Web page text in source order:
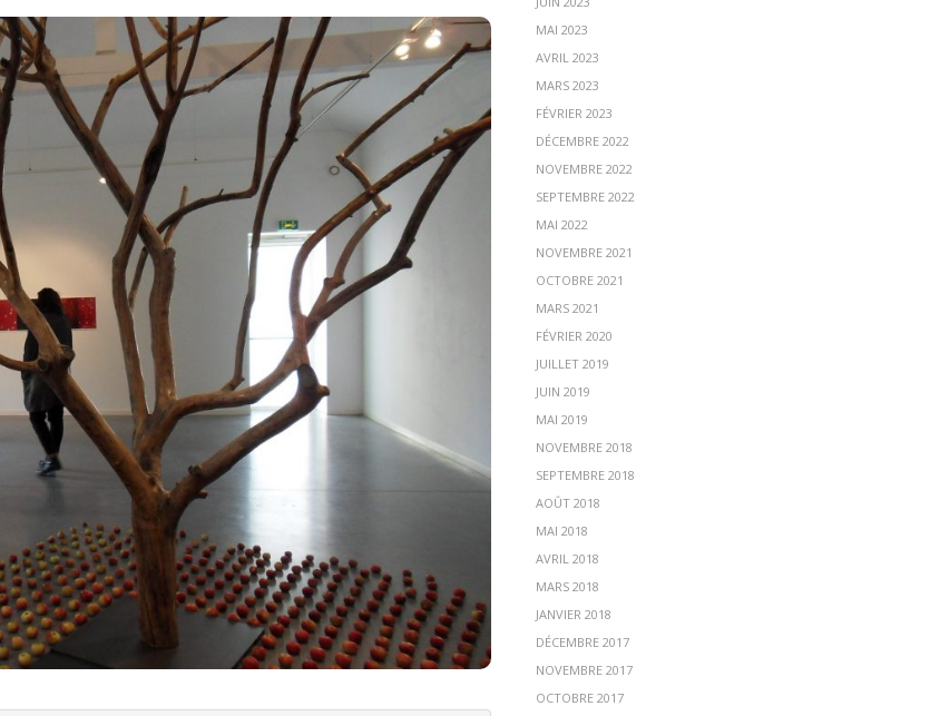
MAI 2023
AVRIL 2023
MARS 2023
FÉVRIER 2023
DÉCEMBRE 2022
NOVEMBRE 2022
SEPTEMBRE 2022
MAI 2022
NOVEMBRE 2021
OCTOBRE 2021
MARS 2021
FÉVRIER 2020
JUILLET 2019
JUIN 2019
MAI 2019
NOVEMBRE 2018
SEPTEMBRE 2018
AOÛT 2018
MAI 2018
AVRIL 2018
MARS 2018
JANVIER 2018
DÉCEMBRE 2017
NOVEMBRE 2017
OCTOBRE 2017